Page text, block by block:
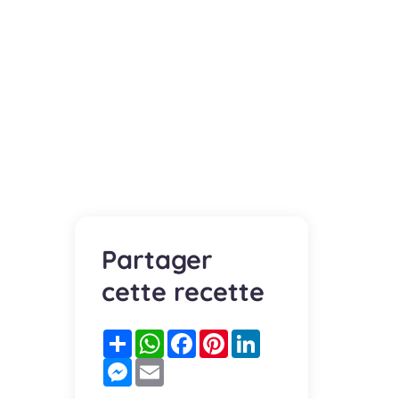
Partager
cette recette
PartagerWhatsApp
Facebook
PinterestLinkedIn
Messenger
Email